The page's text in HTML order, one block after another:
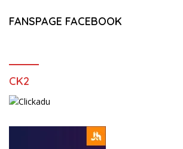
FANSPAGE FACEBOOK
CK2